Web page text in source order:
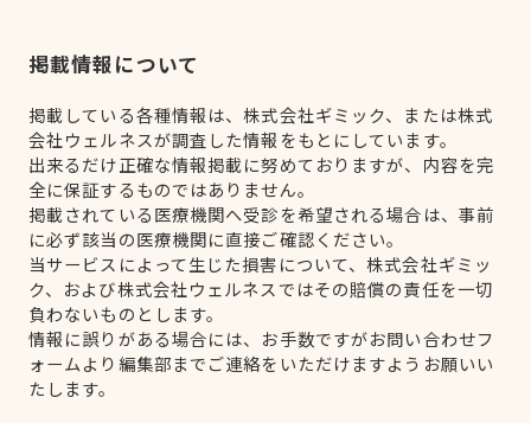
掲載情報について
掲載している各種情報は、株式会社ギミック、または株式
会社ウェルネスが調査した情報をもとにしています。
出来るだけ正確な情報掲載に努めておりますが、内容を完
全に保証するものではありません。
掲載されている医療機関へ受診を希望される場合は、事前
に必ず該当の医療機関に直接ご確認ください。
当サービスによって生じた損害について、株式会社ギミッ
ク、および株式会社ウェルネスではその賠償の責任を一切
負わないものとします。
情報に誤りがある場合には、お手数ですがお問い合わせフ
ォームより編集部までご連絡をいただけますようお願いい
たします。